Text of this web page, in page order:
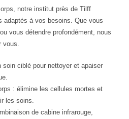
notre institut près de Tilff
adaptés à vos besoins. Que vous
vous détendre profondément, nous
soin ciblé pour nettoyer et apaiser
: élimine les cellules mortes et
les soins.
de cabine infrarouge,